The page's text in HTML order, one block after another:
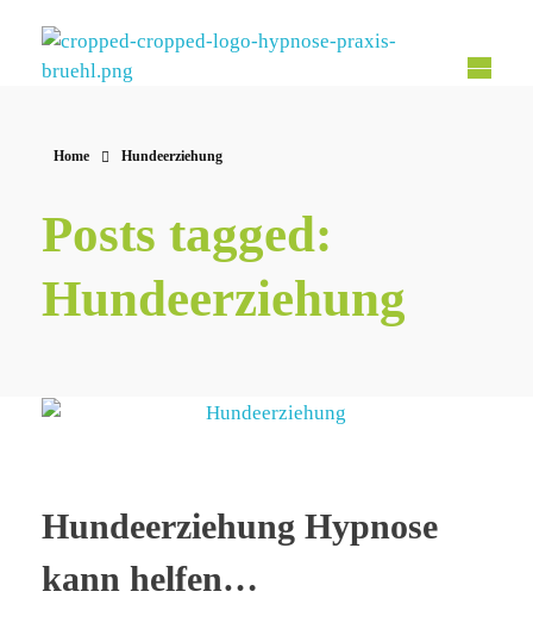
Home Hundeerziehung
Posts tagged:
Hundeerziehung
Hundeerziehung Hypnose
kann helfen…